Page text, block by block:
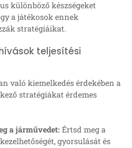
különböző készségeket
a játékosok ennek
stratégiáikat.
teljesítési
való kiemelkedés érdekében a
stratégiákat érdemes
a járművedet: Értsd meg a
gyorsulását és